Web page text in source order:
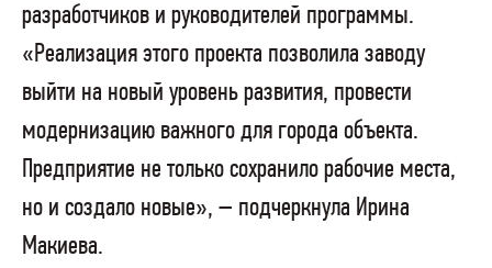
разработчиков и руководителей программы.
«Реализация этого проекта позволила заводу
выйти на новый уровень развития, провести
модернизацию важного для города объекта.
Предприятие не только сохранило рабочие места,
но и создало новые», – подчеркнула Ирина
Макиева.